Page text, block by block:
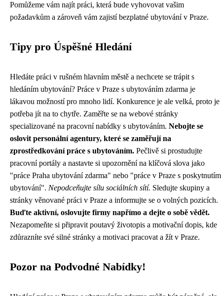
Pomůžeme vám najít práci, která bude vyhovovat vašim
požadavkům a zároveň vám zajistí bezplatné ubytování v Praze.
Tipy pro Úspěšné Hledání
Hledáte práci v rušném hlavním městě a nechcete se trápit s
hledáním ubytování? Práce v Praze s ubytováním zdarma je
lákavou možností pro mnoho lidí. Konkurence je ale velká, proto je
potřeba jít na to chytře. Zaměřte se na webové stránky
specializované na pracovní nabídky s ubytováním. Nebojte se
oslovit personální agentury, které se zaměřují na
zprostředkování práce s ubytováním. Pečlivě si prostudujte
pracovní portály a nastavte si upozornění na klíčová slova jako
"práce Praha ubytování zdarma" nebo "práce v Praze s poskytnutím
ubytování". Nepodceňujte sílu sociálních sítí. Sledujte skupiny a
stránky věnované práci v Praze a informujte se o volných pozicích.
Buďte aktivní, oslovujte firmy napřímo a dejte o sobě vědět.
Nezapomeňte si připravit poutavý životopis a motivační dopis, kde
zdůrazníte své silné stránky a motivaci pracovat a žít v Praze.
Pozor na Podvodné Nabídky!